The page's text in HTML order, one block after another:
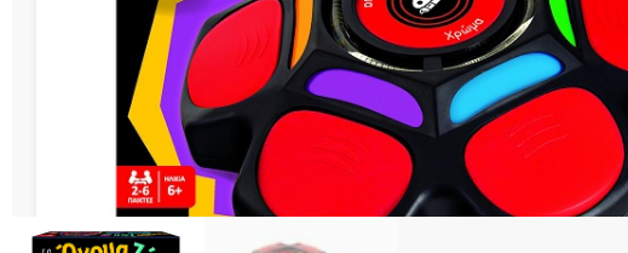
Διάφορες Κατασκευές
Σπόρ